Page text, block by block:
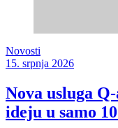
Novosti
15. srpnja 2026
Nova usluga
ideju u samo